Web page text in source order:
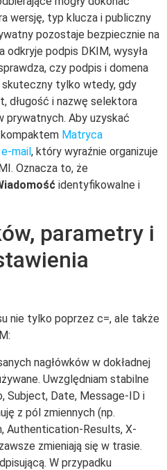
wersję, typ klucza i publiczny
pozostaje bezpiecznie na
odkryje podpis DKIM, wysyła
czy podpis i domena
skuteczny tylko wtedy, gdy
długość i nazwę selektora
prywatnych. Aby uzyskać
Matryca
mail, który wyraźnie organizuje
Oznacza to, że
identyfikowalne i
parametry i
nie tylko poprzez c=, ale także
nagłówków w dokładnej
Uwzględniam stabilne
Subject, Date, Message-ID i
z pól zmiennych (np.
Authentication-Results, X-
zmieniają się w trasie.
W przypadku